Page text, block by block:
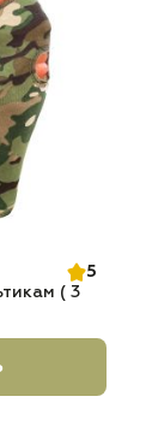
5
( 3